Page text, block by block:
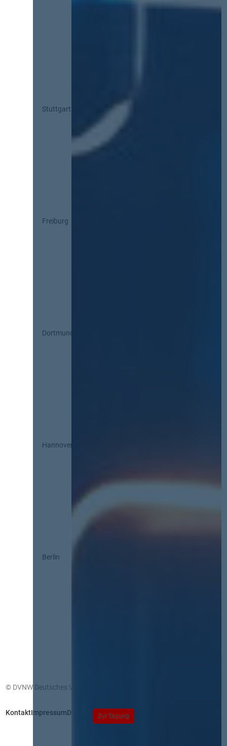
Zur Tagung
Stuttgart
Freiburg
Dortmund
Hannover
Berlin
© DVNW Deutsches Vergabenetzwerk GmbH
KontaktImpressumDatenschutz